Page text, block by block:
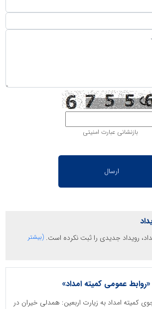
بازنشانی عبارت امنیتی
رویداد جدیدی را ثبت نکرده است. (بیشتر
«روابط عمومی کمیته امداد»
مددجوی کمیته امداد به زیارت اربعین: همدلی خیران در